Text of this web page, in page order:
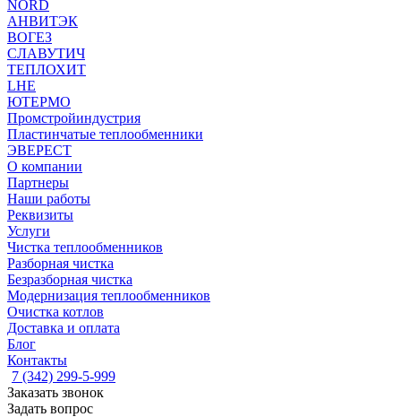
NORD
АНВИТЭК
ВОГЕЗ
СЛАВУТИЧ
ТЕПЛОХИТ
LHE
ЮТЕРМО
Промстройиндустрия
Пластинчатые теплообменники
ЭВЕРЕСТ
О компании
Партнеры
Наши работы
Реквизиты
Услуги
Чистка теплообменников
Разборная чистка
Безразборная чистка
Модернизация теплообменников
Очистка котлов
Доставка и оплата
Блог
Контакты
7 (342) 299-5-999
Заказать звонок
Задать вопрос